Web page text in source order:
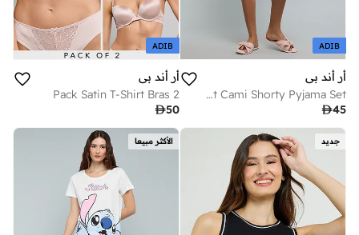
ADIB
أر أند بي
Floral Print Cami Shorty Pyjama Set
45
ADIB
أر أند بي
2 Pack Satin T-Shirt Bras
50
جديد الأكثر مبيعا